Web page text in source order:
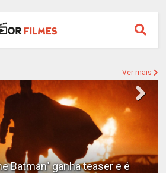
Ver mais
Batman" ganha teaser e é